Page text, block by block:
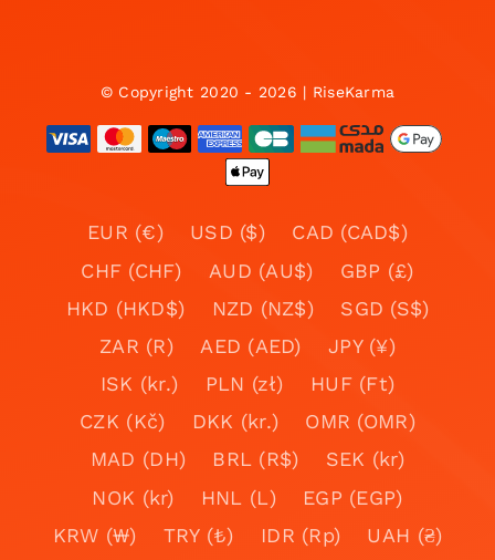
© Copyright 2020 - 2026 | RiseKarma
EUR (€) USD ($)
CAD (CAD$)
CHF (CHF)
AUD (AU$)
GBP (£)
HKD (HKD$)
NZD (NZ$)
SGD (S$)
ZAR (R)
AED (AED)
JPY (¥)
ISK (kr.)
PLN (zł)
HUF (Ft)
CZK (Kč)
DKK (kr.)
OMR (OMR)
MAD (DH)
BRL (R$)
SEK (kr)
NOK (kr)
HNL (L)
EGP (EGP)
KRW (₩)
TRY (₺) IDR (Rp)
UAH (₴)